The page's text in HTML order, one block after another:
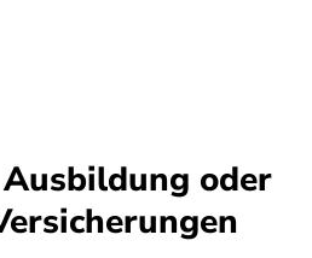
oder